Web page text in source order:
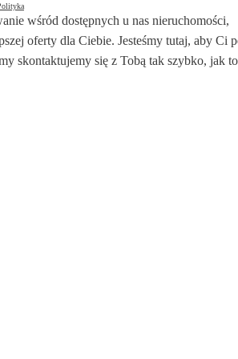
wśród dostępnych u nas nieruchomości,
oferty dla Ciebie. Jesteśmy tutaj, aby Ci
skontaktujemy się z Tobą tak szybko, jak to